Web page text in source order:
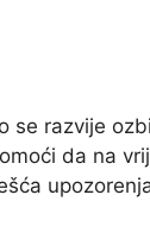
se razvije
da na